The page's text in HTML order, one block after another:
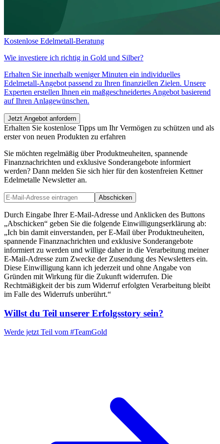
Kostenlose Edelmetall-Beratung
Wie investiere ich richtig in Gold und Silber?
Erhalten Sie innerhalb weniger Minuten ein individuelles
Edelmetall-Angebot passend zu Ihren finanziellen Zielen. Unsere
Experten erstellen Ihnen ein maßgeschneidertes Angebot basierend
auf Ihren Anlagewünschen.
Jetzt Angebot anfordern
Erhalten Sie kostenlose Tipps um Ihr Vermögen zu schützen und als
erster von neuen Produkten zu erfahren
Sie möchten regelmäßig über Produktneuheiten, spannende
Finanznachrichten und exklusive Sonderangebote informiert
werden? Dann melden Sie sich hier für den kostenfreien Kettner
Edelmetalle Newsletter an.
Abschicken
Durch Eingabe Ihrer E-Mail-Adresse und Anklicken des Buttons
„Abschicken“ geben Sie die folgende Einwilligungserklärung ab:
„Ich bin damit einverstanden, per E-Mail über Produktneuheiten,
spannende Finanznachrichten und exklusive Sonderangebote
informiert zu werden und willige daher in die Verarbeitung meiner
E-Mail-Adresse zum Zwecke der Zusendung des Newsletters ein.
Diese Einwilligung kann ich jederzeit und ohne Angabe von
Gründen mit Wirkung für die Zukunft widerrufen. Die
Rechtmäßigkeit der bis zum Widerruf erfolgten Verarbeitung bleibt
im Falle des Widerrufs unberührt.“
Willst du Teil unserer Erfolgsstory sein?
Werde jetzt Teil vom #TeamGold